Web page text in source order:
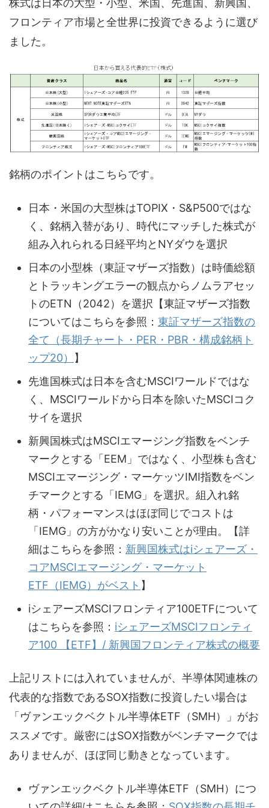
株式は日本の大型・小型、米国、先進国、新興国、
フロンティア市場と全世界に投資できるように選び
ました。
銘柄のポイントはこちらです。
日本・米国の大型株はTOPIX・S&P500ではな
く、銘柄入替があり、時代にマッチした株式が
組み入れられる日経平均とNYダウを選択
日本の小型株（東証マザーズ指数）は時価総額
とトラッキングエラーの観点からノムラアセッ
トのETN（2042）を選択【東証マザーズ指数
についてはこちらを参照： 東証マザーズ指数の
全て（長期チャート・PER・PBR・構成銘柄ト
ップ20） 】
先進国株式は日本を含むMSCIワールドではな
く、MSCIワールドから日本を除いたMSCIコク
サイを選択
新興国株式はMSCIエマージング指数をベンチ
マークとする「EEM」ではなく、小型株も含む
MSCIエマージング・マーケッツIMI指数をベン
チマークとする「IEMG」を選択。組入れ銘
柄・パフォーマンスはほぼ同じでコストは
「IEMG」の方がかなり安いことが理由。【詳
細はこちらを参照： 新興国株式はiシェアーズ・
コアMSCIエマージング・マーケット
ETF（IEMG）がベスト 】
iシェアーズMSCIフロンティア100ETFについて
はこちらを参照： iシェアーズMSCIフロンティ
ア100 【ETF】/ 新興国フロンティア株式の概要
上記リストには入れていませんが、半導体関連株の
代表的な指数であるSOX指数に投資したい場合は
「ヴァンエックベクトル半導体ETF（SMH）」がお
ススメです。厳密にはSOX指数がベンチマークでは
ありませんが、ほぼ同じ動きとなっています。
ヴァンエックベクトル半導体ETF（SMH）につ